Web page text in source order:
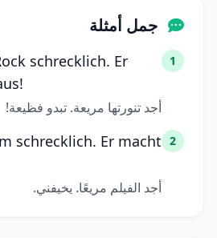
جمل أمثلة
1
schrecklich. Er
أجد تنورتها مريعة. تبدو فظيعة!
2
schrecklich. Er macht
أجد الفيلم مريعًا. يخيفني.